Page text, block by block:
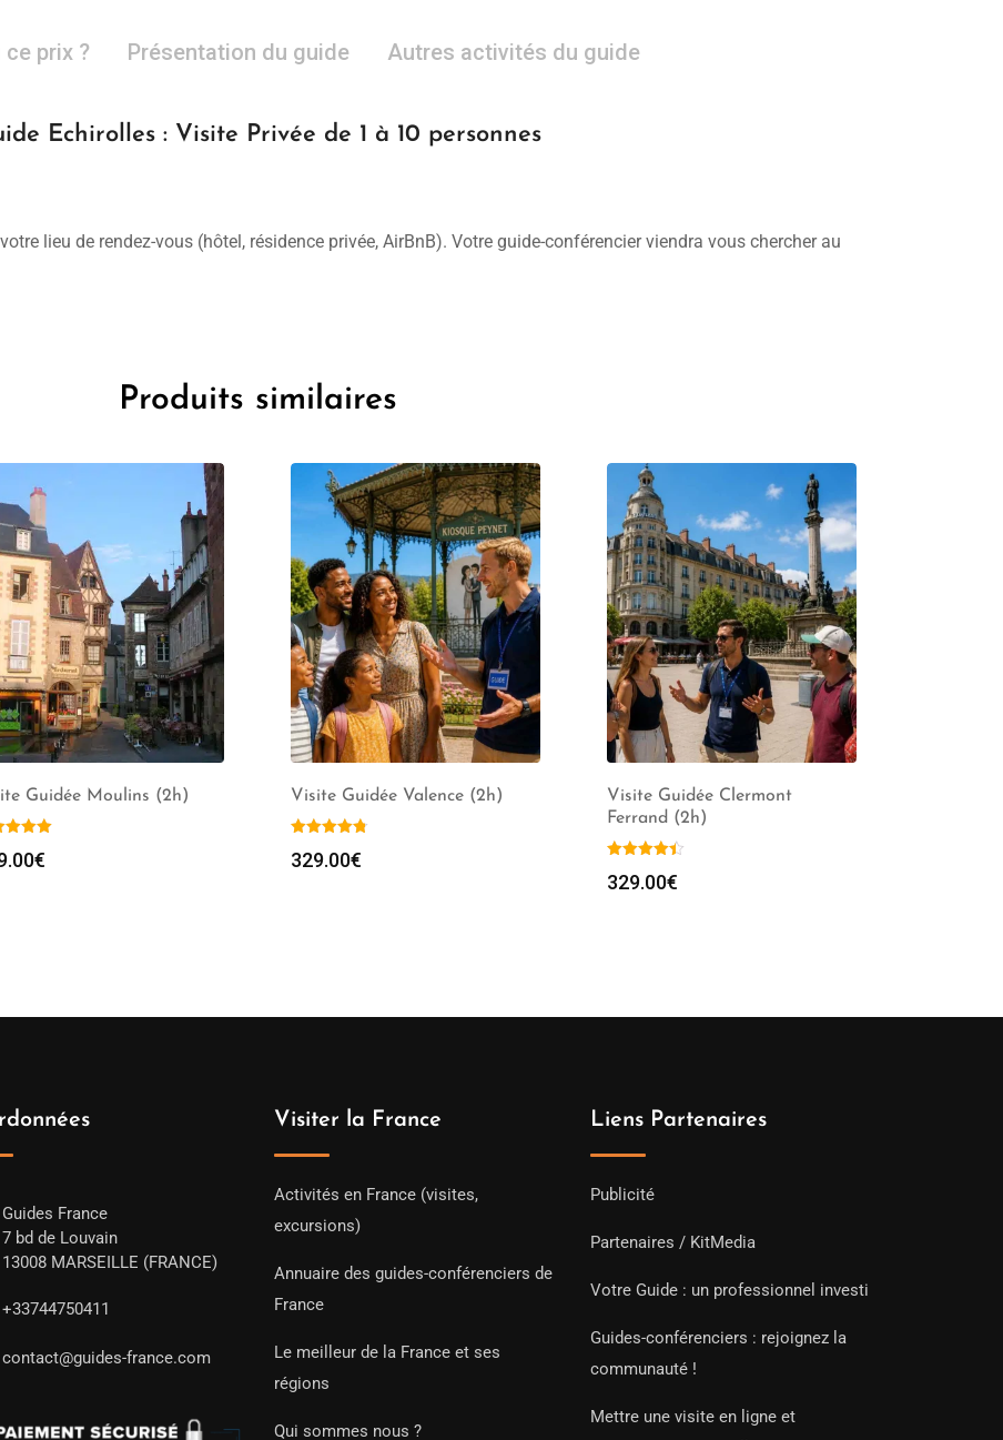
prix ? Présentation du guide Autres activités du guide
Echirolles : Visite Privée de 1 à 10 personnes
lieu de rendez-vous (hôtel, résidence privée, AirBnB). Votre guide-conférencier viendra vous chercher au
Produits similaires
Guidée Moulins (2h)
€
Visite Guidée Valence (2h)
329.00€
Visite Guidée Clermont
Ferrand (2h)
329.00€
Guides France
7 bd de Louvain
13008 MARSEILLE (FRANCE)
+33744750411
contact@guides-france.com
Visiter la France
Activités en France (visites,
excursions)
Annuaire des guides-conférenciers de
France
Le meilleur de la France et ses
régions
Qui sommes nous ?
Liens Partenaires
Publicité
Partenaires / KitMedia
Votre Guide : un professionnel investi
Guides-conférenciers : rejoignez la
communauté !
Mettre une visite en ligne et